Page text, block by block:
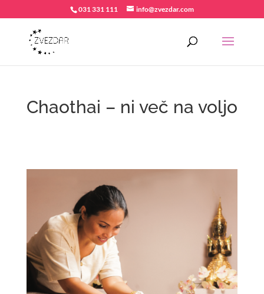
031 331 111 info@zvezdar.com
Chaothai – ni več na voljo